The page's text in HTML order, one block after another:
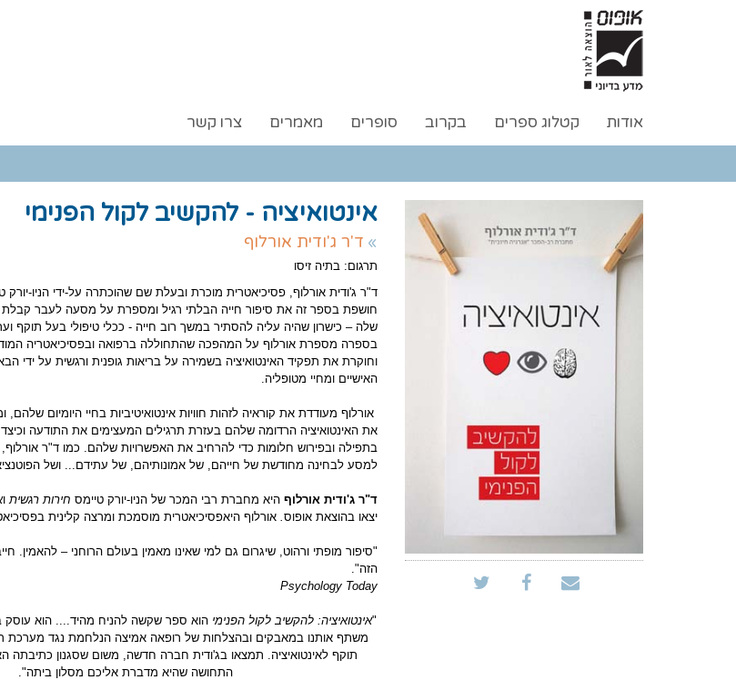
אודות קטלוג ספרים בקרוב סופרים מאמרים צרו קשר
אינטואיציה - להקשיב לקול הפנימי
ד'ר ג'ודית אורלוף
תרגום: בתיה זיסו
ד"ר ג'ודית אורלוף, פסיכיאטרית מוכרת ובעלת שם שהוכתרה על-ידי הניו-
חושפת בספר זה את סיפור חייה הבלתי רגיל ומספרת על מסעה לעבר קבלת
שלה – כישרון שהיה עליה להסתיר במשך רוב חייה - ככלי טיפולי בעל תוקף
בספרה מספרת אורלוף על המהפכה שהתחוללה ברפואה ובפסיכיאטריה
וחוקרת את תפקיד האינטואיציה בשמירה על בריאות גופנית ורגשית על ידי
האישיים ומחיי מטופליה.
אורלוף מעודדת את קוראיה לזהות חוויות אינטואיטיביות בחיי היומיום
את האינטואיציה הרדומה שלהם בעזרת תרגילים המעצימים את התודעה
בתפילה ובפירוש חלומות כדי להרחיב את האפשרויות שלהם. כמו ד"ר אורלוף,
למסע לבחינה מחודשת של חייהם, של אמונותיהם, של עתידם... ושל
ד"ר ג'ודית אורלוף היא מחברת רבי המכר של הניו-יורק טיימס חירות רגשיתו
יצאו בהוצאת אופוס.אורלוף היאפסיכיאטרית מוסמכת ומרצה קלינית
"סיפור מופתי ורהוט, שיגרום גם למי שאינו מאמין בעולם הרוחני – להאמין.
הזה".
Psychology Today
"אינטואיציה: להקשיב לקול הפנימי הוא ספר שקשה להניח מהיד.... הוא עוסק
משתף אותנו במאבקים ובהצלחות של רופאה אמיצה הנלחמת נגד מערכת
תוקף לאינטואיציה. תמצאו בג'ודית חברה חדשה, משום שסגנון כתיבתה
התחושה שהיא מדברת אליכם מסלון ביתה".